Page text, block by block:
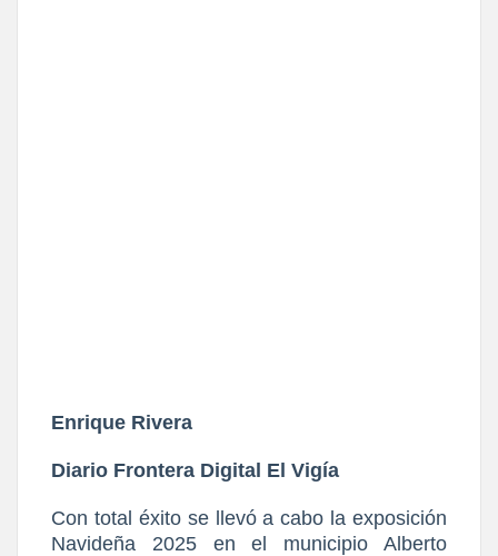
Enrique Rivera
Diario Frontera Digital El Vigía
Con total éxito se llevó a cabo la exposición
Navideña 2025 en el municipio Alberto